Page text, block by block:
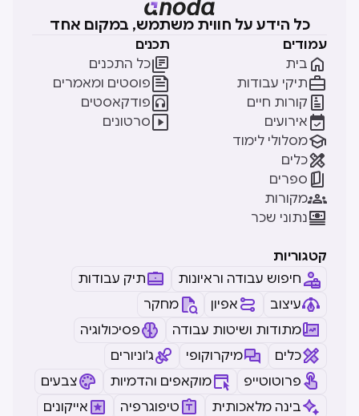
כל הידע על חווית משתמש, במקום אחד
עמודים
בית 
תיקי עבודות
קורות חיים 
אירועים 
מסלולי לימוד
כלים
ספרים 
מקורות
נתוני שכר
תכנים
כל התכנים
פוסטים ומאמרים
פודקאסטים
סרטונים
קטגוריות
חיפוש עבודה וראיונות
תיק עבודות
עיצוב
אפיון
מחקר
מתודות ושיטות עבודה
פסיכולוגיה
כלים
מיקרוקופי
ג'וניורים
פרוטוטייפ
מוקאפים והדמיות
צבעים
בינה מלאכותית
טיפוגרפיה אייקונים